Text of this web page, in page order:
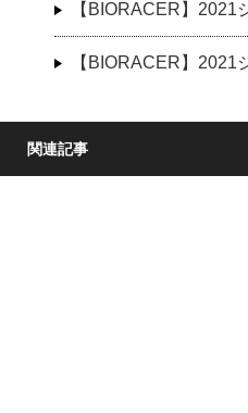
【BIORACER】
【BIORACER】
関連記事